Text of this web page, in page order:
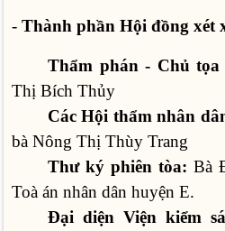
- Thành phần Hội đồng xét
Thẩm phán - Chủ tọa
Thị Bích Thủy
Các Hội thẩm nhân
bà Nông Thị Thùy Trang
Thư ký phiên tòa: Bà
Toà án nhân dân huyện E.
Đại diện Viện kiểm